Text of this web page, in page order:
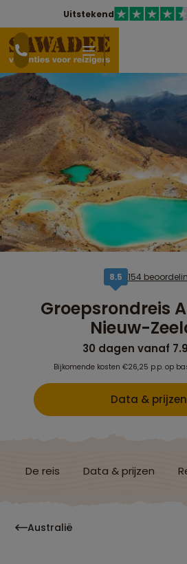
Uitstekend
8,5 154
Groepsrondreis
Nieuw-
30 dagen vanaf
Bijkomende kosten €26,25 p.p. op
Data & prijzen
De reis Data & prijzen
Australië